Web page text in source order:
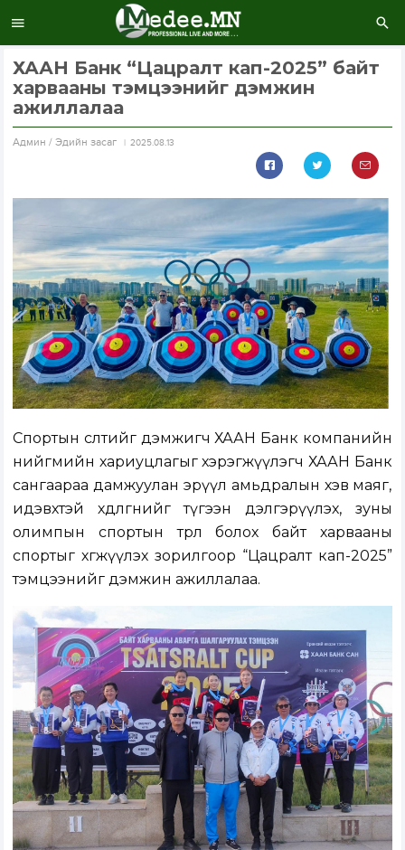
ХААН Банк “Цацралт кап-2025” байт
харвааны тэмцээнийг дэмжин
ажиллалаа
Aдмин / Эдийн засаг 2025.08.13
Спортын өсөлтийг дэмжигч ХААН Банк компанийн
нийгмийн хариуцлагыг хэрэгжүүлэгч ХААН Банк
сангаараа дамжуулан эрүүл амьдралын хэв маяг,
идэвхтэй хөдөлгөөнийг түгээн дэлгэрүүлэх, зуны
олимпын спортын төрөл болох байт харвааны
спортыг хөгжүүлэх зорилгоор “Цацралт кап-2025”
тэмцээнийг дэмжин ажиллалаа.